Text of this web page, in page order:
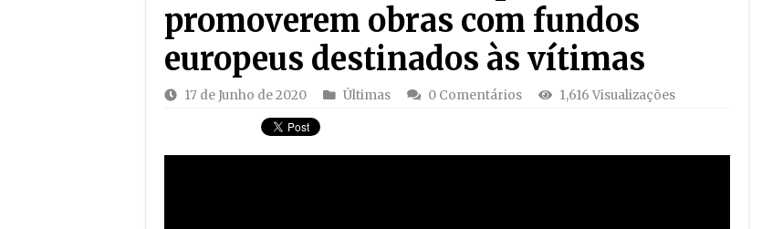
promoverem obras com fundos
europeus destinados às vítimas
17 de Junho de 2020 Últimas 0 Comentários 1,616 Visualizações